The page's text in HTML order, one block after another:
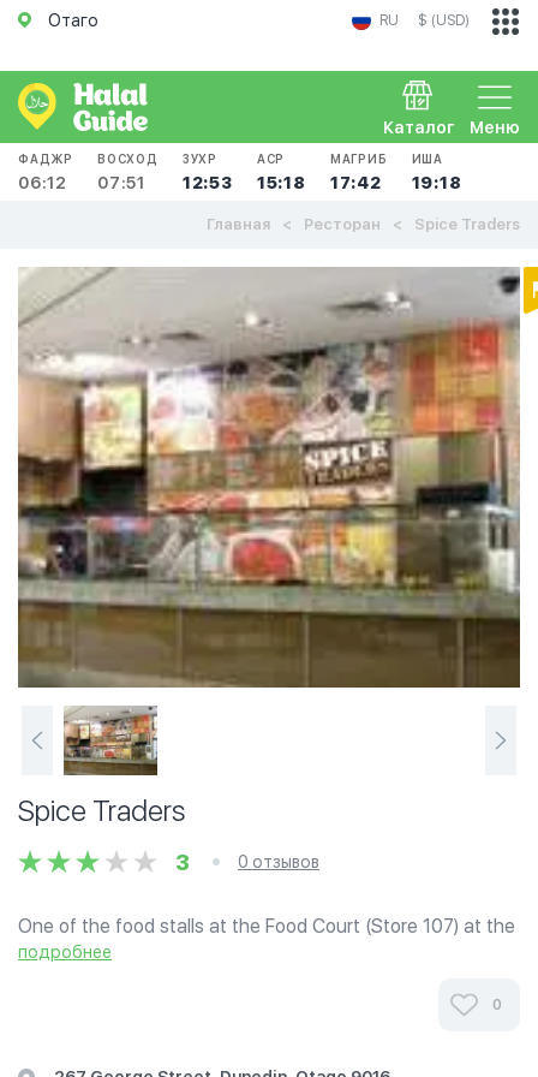
Отаго RU $ (USD)
Меню
Каталог
ФАДЖР
06:12
ВОСХОД
07:51
ЗУХР
12:53
АСР
15:18
МАГРИБ
17:42
ИША
19:18
Главная Ресторан Spice Traders
Spice Traders
3 0 отзывов
One of the food stalls at the Food Court (Store 107) at the
basement level of Meridian Mall, George Street in Dunedin.
подробнее
0